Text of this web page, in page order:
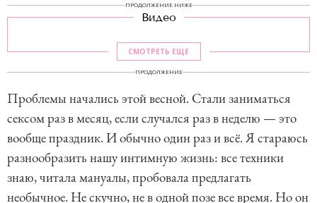
ПРОДОЛЖЕНИЕ НИЖЕ
Видео
СМОТРЕТЬ ЕЩЕ
ПРОДОЛЖЕНИЕ
Проблемы начались этой весной. Стали заниматься
сексом раз в месяц, если случался раз в неделю — это
вообще праздник. И обычно один раз и всё. Я стараюсь
разнообразить нашу интимную жизнь: все техники
знаю, читала мануалы, пробовала предлагать
необычное. Не скучно, не в одной позе все время. Но он